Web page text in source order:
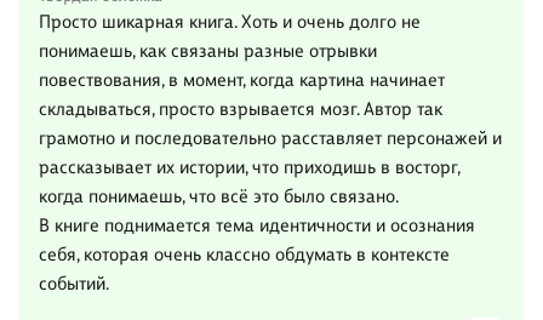
Просто шикарная книга. Хоть и очень долго не
понимаешь, как связаны разные отрывки
повествования, в момент, когда картина начинает
складываться, просто взрывается мозг. Автор так
грамотно и последовательно расставляет персонажей и
рассказывает их истории, что приходишь в восторг,
когда понимаешь, что всё это было связано.
В книге поднимается тема идентичности и осознания
себя, которая очень классно обдумать в контексте
событий.